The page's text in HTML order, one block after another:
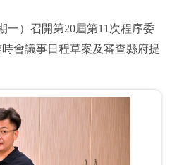
一）召開第20屆第11次程序委
會議事日程草案及審查縣府提